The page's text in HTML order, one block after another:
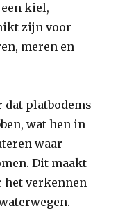
kiel,
zijn voor
meren en
dat platbodems
wat hen in
waar
Dit maakt
het verkennen